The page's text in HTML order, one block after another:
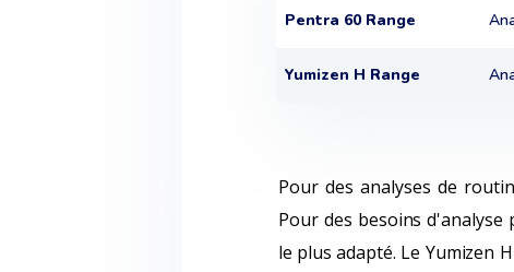
Pentra 60 Range
Yumizen H Range
Pour des analyses de
Pour des besoins
le plus adapté. Le Yumizen